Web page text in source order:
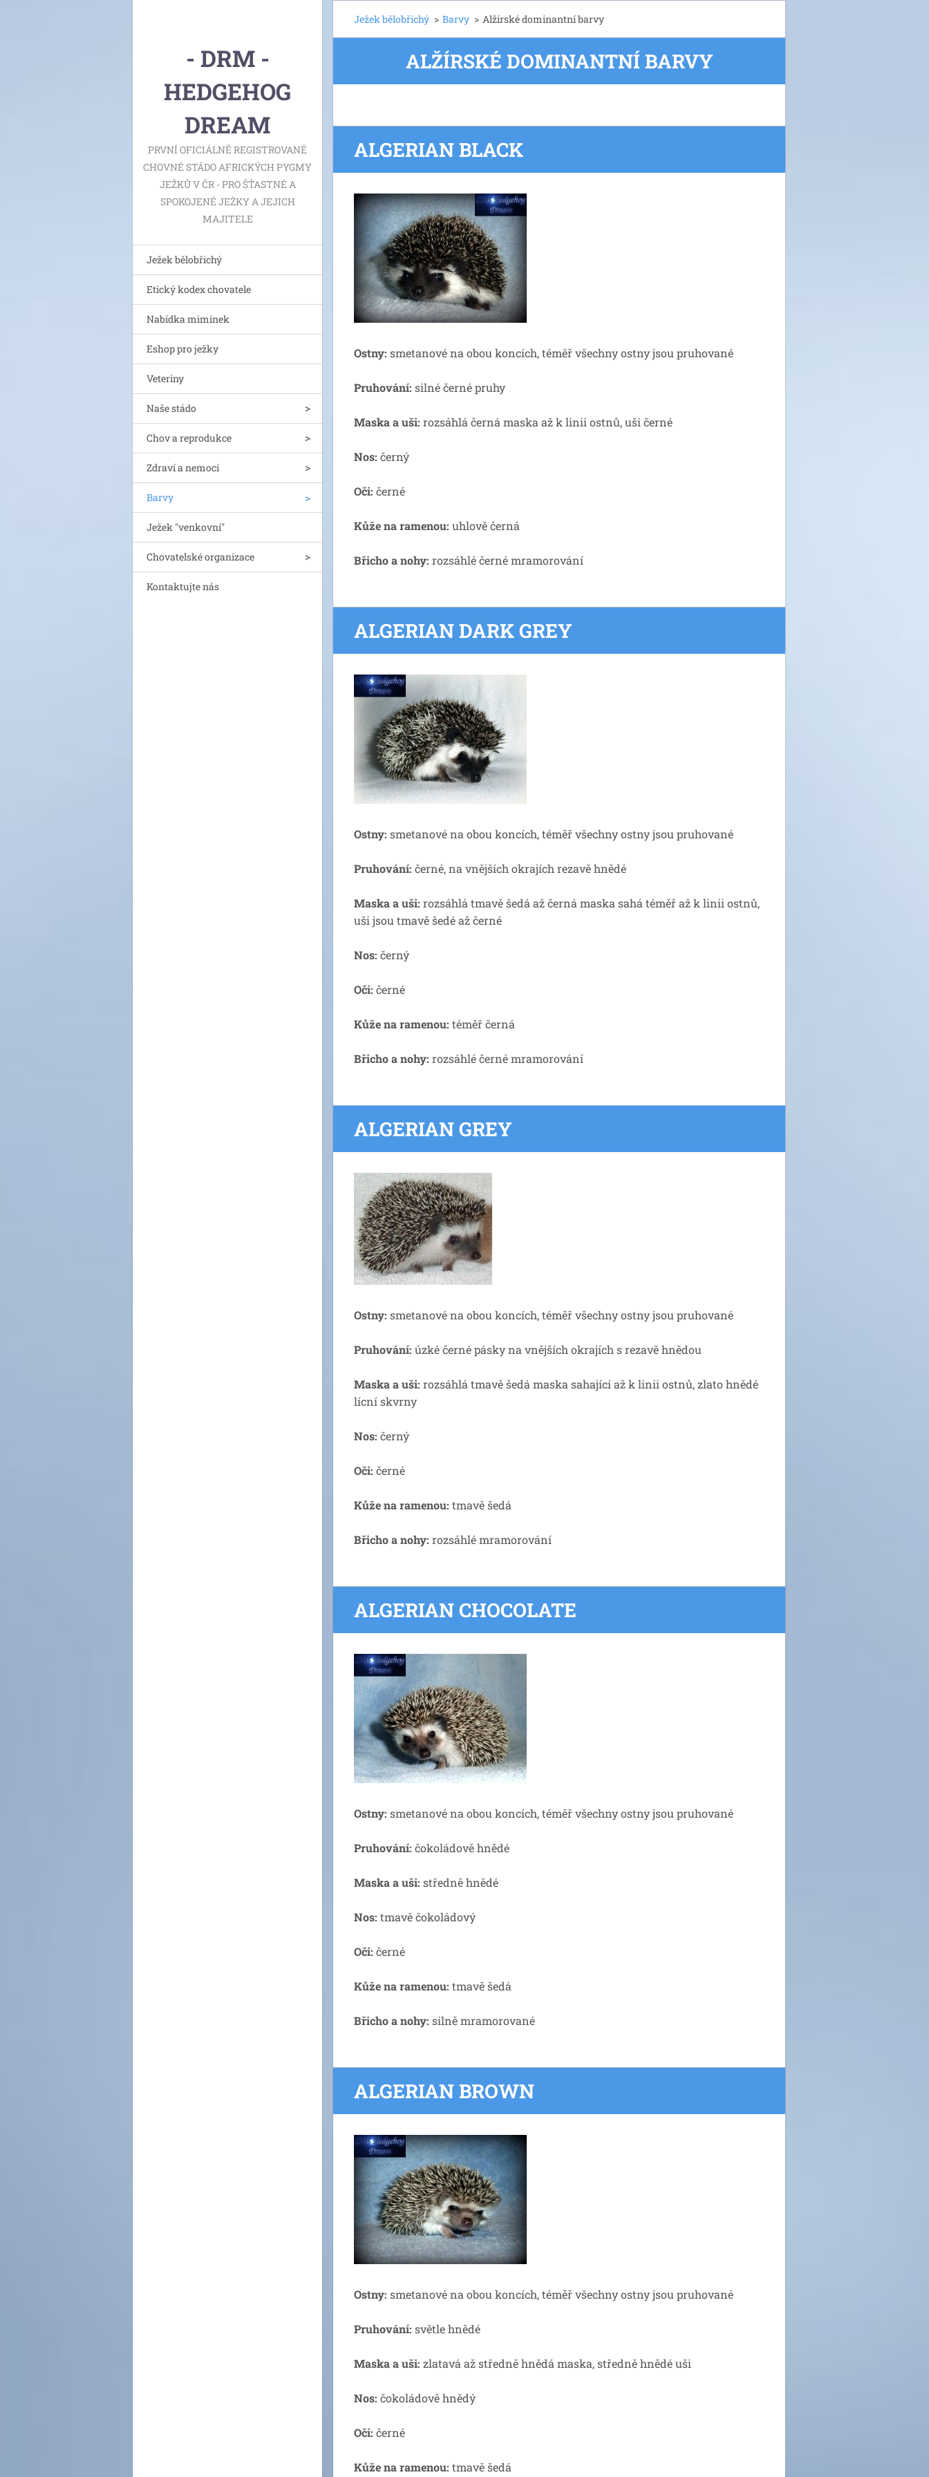
- DRM -
HEDGEHOG
DREAM
PRVNÍ OFICIÁLNĚ REGISTROVANÉ
CHOVNÉ STÁDO AFRICKÝCH PYGMY
JEŽKŮ V ČR - PRO ŠŤASTNÉ A
SPOKOJENÉ JEŽKY A JEJICH
MAJITELE
Ježek bělobřichý
Etický kodex chovatele
Nabídka miminek
Eshop pro ježky
Veteriny
Naše stádo
Chov a reprodukce
Zdraví a nemoci
Barvy
Ježek "venkovní"
Chovatelské organizace
Kontaktujte nás
Ježek bělobřichý > Barvy > Alžírské dominantní barvy
ALŽÍRSKÉ DOMINANTNÍ BARVY
ALGERIAN BLACK
Ostny: smetanové na obou koncích, téměř všechny ostny jsou pruhované
Pruhování: silné černé pruhy
Maska a uši: rozsáhlá černá maska až k linii ostnů, uši černé
Nos: černý
Oči: černé
Kůže na ramenou: uhlově černá
Břicho a nohy: rozsáhlé černé mramorování
ALGERIAN DARK GREY
Ostny: smetanové na obou koncích, téměř všechny ostny jsou pruhované
Pruhování: černé, na vnějších okrajích rezavě hnědé
Maska a uši: rozsáhlá tmavě šedá až černá maska sahá téměř až k linii ostnů,
uši jsou tmavě šedé až černé
Nos: černý
Oči: černé
Kůže na ramenou: téměř černá
Břicho a nohy: rozsáhlé černé mramorování
ALGERIAN GREY
Ostny: smetanové na obou koncích, téměř všechny ostny jsou pruhované
Pruhování: úzké černé pásky na vnějších okrajích s rezavě hnědou
Maska a uši: rozsáhlá tmavě šedá maska sahající až k linii ostnů, zlato hnědé
lícní skvrny
Nos: černý
Oči: černé
Kůže na ramenou: tmavě šedá
Břicho a nohy: rozsáhlé mramorování
ALGERIAN CHOCOLATE
Ostny: smetanové na obou koncích, téměř všechny ostny jsou pruhované
Pruhování: čokoládově hnědé
Maska a uši: středně hnědé
Nos: tmavě čokoládový
Oči: černé
Kůže na ramenou: tmavě šedá
Břicho a nohy: silně mramorované
ALGERIAN BROWN
Ostny: smetanové na obou koncích, téměř všechny ostny jsou pruhované
Pruhování: světle hnědé
Maska a uši: zlatavá až středně hnědá maska, středně hnědé uši
Nos: čokoládově hnědý
Oči: černé
Kůže na ramenou: tmavě šedá